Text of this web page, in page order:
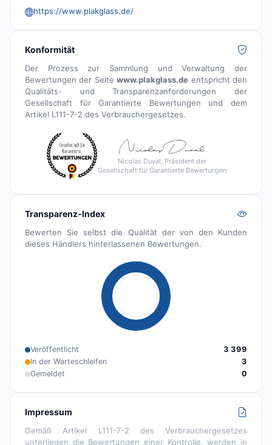
https://www.plakglass.de/
Konformität
Der Prozess zur Sammlung und Verwaltung der
Bewertungen der Seitewww.plakglass.de entspricht den
Qualitäts- und Transparenzanforderungen der
Gesellschaft für Garantierte Bewertungen und dem
Artikel L111-7-2 des Verbrauchergesetzes.
Nicolas Duval, Präsident der
Gesellschaft für Garantierte Bewertungen
Transparenz-Index
Bewerten Sie selbst die Qualität der von den Kunden
dieses Händlers hinterlassenen Bewertungen.
Veröffentlicht
3 399
In der Warteschleifen
3
Gemeldet
0
Impressum
Gemäß Artikel L111-7-2 des Verbrauchergesetzes
unterliegen die Bewertungen einer Kontrolle, werden in